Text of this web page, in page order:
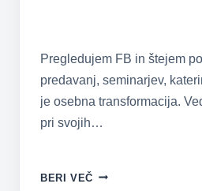
Pregledujem FB in štejem
predavanj, seminarjev,
je osebna transformacija.
pri svojih…
BERI VEČ KAKO